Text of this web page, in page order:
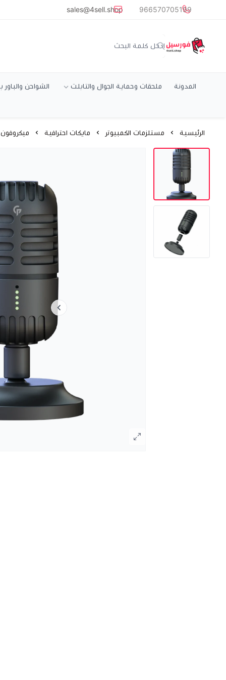
common.titles.skip_to_main_content
966570705199
sales@4sell.shop
متجر فورسيل
المدونة ملحقات وحماية الجوال والتابلت الشواحن والباور
الرئيسية مستلزمات الكمبيوتر مايكات احترافية ميكروفون